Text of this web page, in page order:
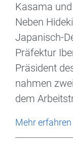
Kasama
Neben
Japanisch-
Präfektur
Präsident
nahmen
dem
Mehr erfahren